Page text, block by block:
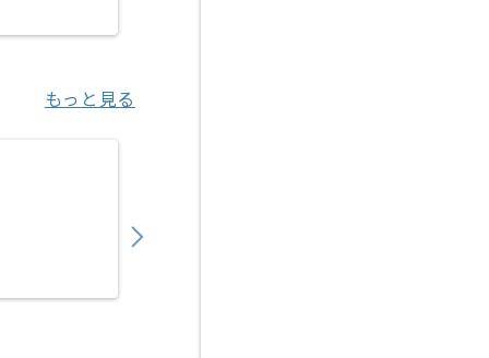
もっと見る